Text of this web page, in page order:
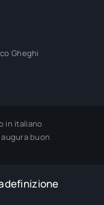
Gheghi
in italiano
buon